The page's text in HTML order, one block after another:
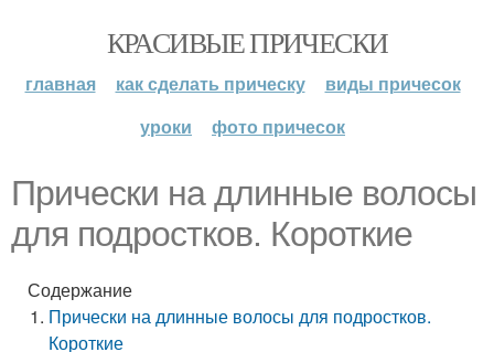
КРАСИВЫЕ ПРИЧЕСКИ
главная как сделать прическу
виды причесок
уроки
фото причесок
Прически на длинные волосы
для подростков. Короткие
Содержание
Прически на длинные волосы для подростков.
Короткие